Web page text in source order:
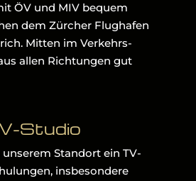
ÖV und MIV bequem
dem Zürcher Flughafen
Mitten im Verkehrs-
allen Richtungen gut
Studio
Standort ein TV-
insbesondere